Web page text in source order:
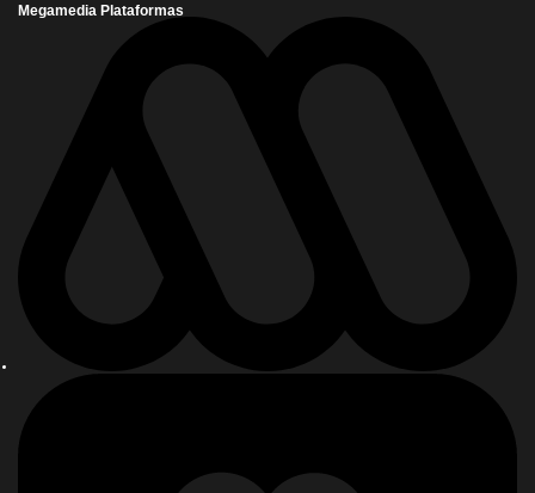
Megamedia Plataformas